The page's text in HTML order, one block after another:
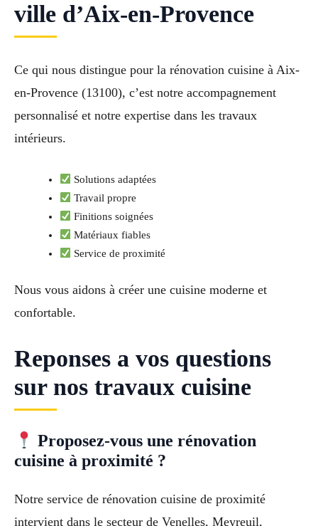
ville d’Aix-en-Provence
Ce qui nous distingue pour la rénovation cuisine à Aix-
en-Provence (13100), c’est notre accompagnement
personnalisé et notre expertise dans les travaux
intérieurs.
Solutions adaptées
Travail propre
Finitions soignées
Matériaux fiables
Service de proximité
Nous vous aidons à créer une cuisine moderne et
confortable.
Reponses a vos questions
sur nos travaux cuisine
Proposez-vous une rénovation
cuisine à proximité ?
Notre service de rénovation cuisine de proximité
intervient dans le secteur de Venelles, Meyreuil,